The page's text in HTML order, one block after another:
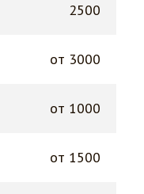
2500
от 3000
от 1000
от 1500